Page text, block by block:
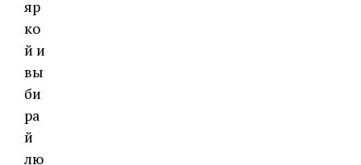
яр
ко
й и
вы
би
ра
й
лю